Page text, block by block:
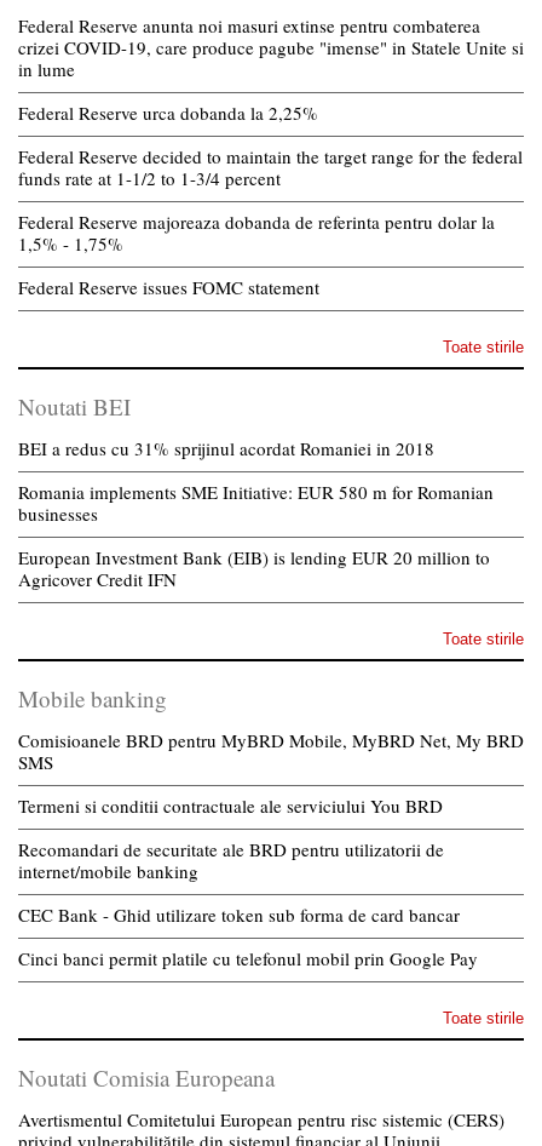
Federal Reserve anunta noi masuri extinse pentru combaterea
crizei COVID-19, care produce pagube "imense" in Statele Unite si
in lume
Federal Reserve urca dobanda la 2,25%
Federal Reserve decided to maintain the target range for the federal
funds rate at 1-1/2 to 1-3/4 percent
Federal Reserve majoreaza dobanda de referinta pentru dolar la
1,5% - 1,75%
Federal Reserve issues FOMC statement
Toate stirile
Noutati BEI
BEI a redus cu 31% sprijinul acordat Romaniei in 2018
Romania implements SME Initiative: EUR 580 m for Romanian
businesses
European Investment Bank (EIB) is lending EUR 20 million to
Agricover Credit IFN
Toate stirile
Mobile banking
Comisioanele BRD pentru MyBRD Mobile, MyBRD Net, My BRD
SMS
Termeni si conditii contractuale ale serviciului You BRD
Recomandari de securitate ale BRD pentru utilizatorii de
internet/mobile banking
CEC Bank - Ghid utilizare token sub forma de card bancar
Cinci banci permit platile cu telefonul mobil prin Google Pay
Toate stirile
Noutati Comisia Europeana
Avertismentul Comitetului European pentru risc sistemic (CERS)
privind vulnerabilitățile din sistemul financiar al Uniunii